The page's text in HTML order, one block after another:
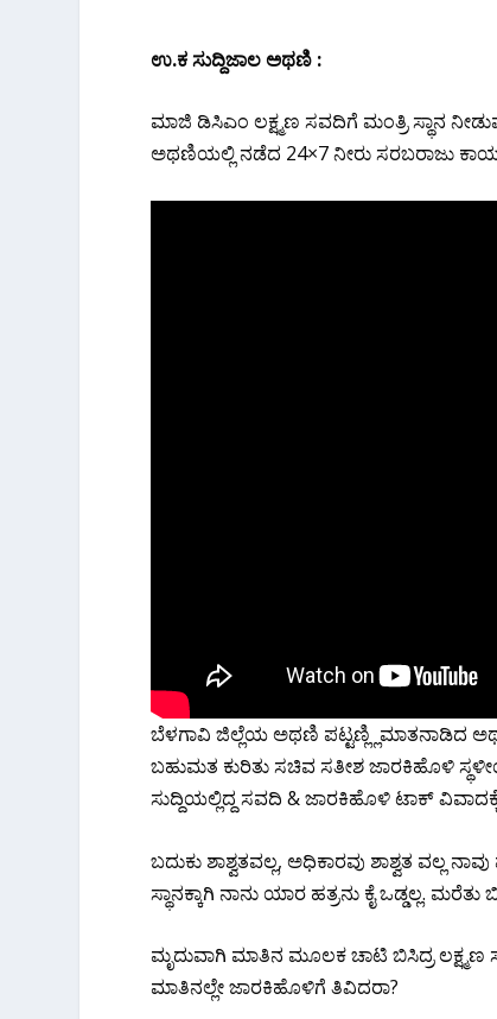
ಉ.ಕ ಸುದ್ದಿಜಾಲ ಅಥಣಿ :
ಮಾಜಿ ಡಿಸಿಎಂ ಲಕ್ಷ್ಮಣ ಸವದಿಗೆ ಮಂತ್ರಿ ಸ್ಥಾನ
ಅಥಣಿಯಲ್ಲಿ ನಡೆದ 24×7 ನೀರು ಸರಬರಾಜು
ಬೆಳಗಾವಿ ಜಿಲ್ಲೆಯ ಅಥಣಿ ಪಟ್ಟಣ್ಲ್ಲಿ‌ಮಾತನಾಡಿದ
ಬಹುಮತ ಕುರಿತು ಸಚಿವ ಸತೀಶ ಜಾರಕಿಹೊಳಿ
ಸುದ್ದಿಯಲ್ಲಿದ್ದ ಸವದಿ & ಜಾರಕಿಹೊಳಿ ಟಾಕ್
ಬದುಕು ಶಾಶ್ವತವಲ್ಲ, ಅಧಿಕಾರವು ಶಾಶ್ವತ ವಲ್ಲ
ಸ್ಥಾನಕ್ಕಾಗಿ ನಾನು ಯಾರ ಹತ್ರನು ಕೈ ಒಡ್ಡಲ್ಲ. ಮರೆತು
ಮೃದುವಾಗಿ ಮಾತಿನ ಮೂಲಕ ಚಾಟಿ ಬಿಸಿದ್ರ ಲಕ್ಷ್ಮಣ
ಮಾತಿನಲ್ಲೇ ಜಾರಕಿಹೊಳಿಗೆ ತಿವಿದರಾ?